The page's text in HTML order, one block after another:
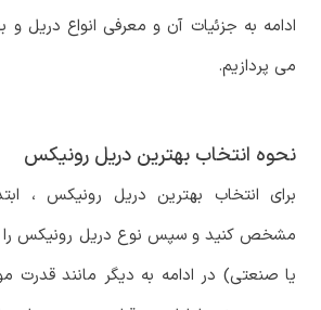
ادامه به جزئیات آن و معرفی انواع دریل
می پردازیم.
نحوه انتخاب بهترین دریل رونیکس
برای انتخاب بهترین دریل رونیکس ،
مشخص کنید و سپس نوع دریل رونیکس را
یا صنعتی) در ادامه به دیگر مانند